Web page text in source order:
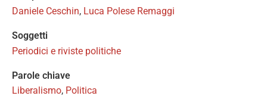
Daniele Ceschin, Luca Polese Remaggi
Soggetti
Periodici e riviste politiche
Parole chiave
Liberalismo, Politica